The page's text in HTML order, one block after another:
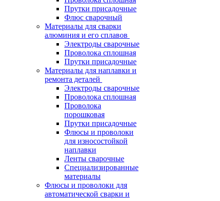
Прутки присадочные
Флюс сварочный
Материалы для сварки
алюминия и его сплавов
Электроды сварочные
Проволока сплошная
Прутки присадочные
Материалы для наплавки и
ремонта деталей
Электроды сварочные
Проволока сплошная
Проволока
порошковая
Прутки присадочные
Флюсы и проволоки
для износостойкой
наплавки
Ленты сварочные
Специализированные
материалы
Флюсы и проволоки для
автоматической сварки и